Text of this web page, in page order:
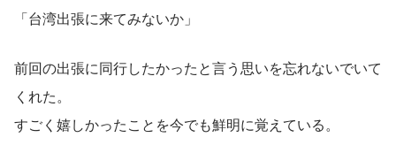
「台湾出張に来てみないか」
前回の出張に同行したかったと言う思いを忘れないでいて
くれた。
すごく嬉しかったことを今でも鮮明に覚えている。